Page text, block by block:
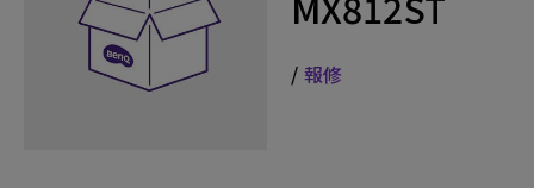
/ 報修